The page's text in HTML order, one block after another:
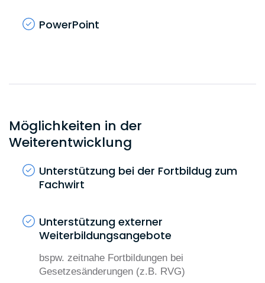
PowerPoint
Möglichkeiten in der
Weiterentwicklung
Unterstützung bei der Fortbildug zum
Fachwirt
Unterstützung externer
Weiterbildungsangebote
bspw. zeitnahe Fortbildungen bei
Gesetzesänderungen (z.B. RVG)